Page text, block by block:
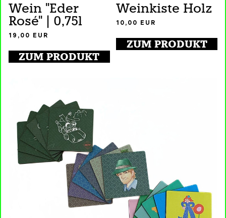
Wein "Eder
Rosé" | 0,75l
19,00 EUR
ZUM PRODUKT
Weinkiste Holz
10,00 EUR
ZUM PRODUKT